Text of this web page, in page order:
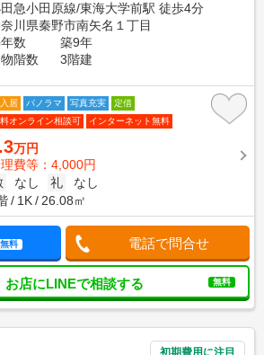
急小田原線/東海大学前駅 徒歩4分
川県秦野市南矢名１丁目
数
築9年
階数
3階建
居 パノラマ 写真充実
定借
オンライン相談可
インターネット無料
万円
費等：4,000円
なし 礼
なし
1K 26.08㎡
無料 電話で問合せ
お店にLINEで相談する 無料
初期費用に注目